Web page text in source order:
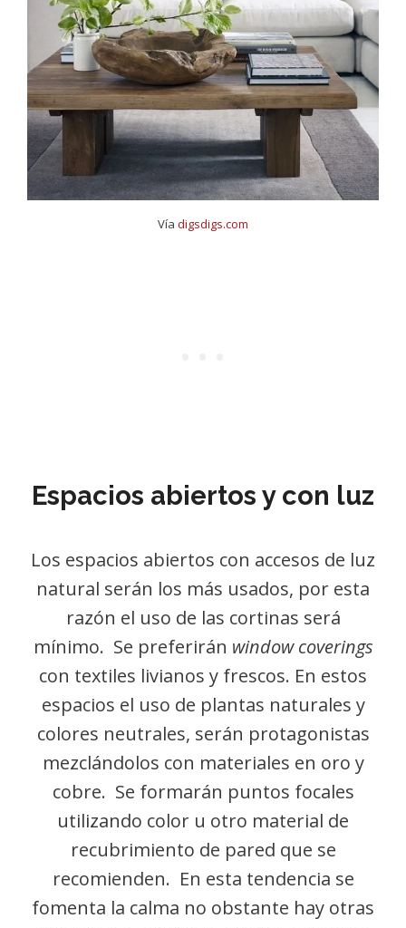
Vía digsdigs.com
Espacios abiertos y con luz
Los espacios abiertos con accesos de luz
natural serán los más usados, por esta
razón el uso de las cortinas será
mínimo. Se preferirán window coverings
con textiles livianos y frescos. En estos
espacios el uso de plantas naturales y
colores neutrales, serán protagonistas
mezclándolos con materiales en oro y
cobre. Se formarán puntos focales
utilizando color u otro material de
recubrimiento de pared que se
recomienden. En esta tendencia se
fomenta la calma no obstante hay otras